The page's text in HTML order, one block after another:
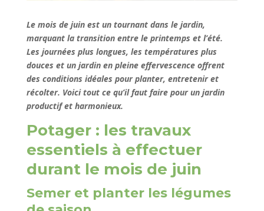
Le mois de juin est un tournant dans le jardin,
marquant la transition entre le printemps et l’été.
Les journées plus longues, les températures plus
douces et un jardin en pleine effervescence offrent
des conditions idéales pour planter, entretenir et
récolter. Voici tout ce qu’il faut faire pour un jardin
productif et harmonieux.
Potager : les travaux
essentiels à effectuer
durant le mois de juin
Semer et planter les légumes